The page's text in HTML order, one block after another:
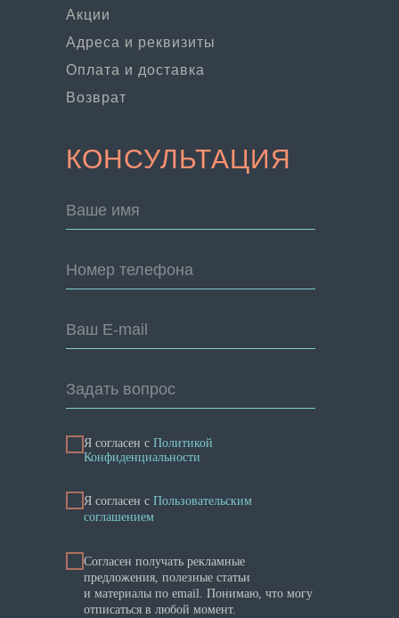
Адреса и реквизиты
КОНСУЛЬТАЦИЯ
Ваше имя
Номер телефона
Ваш E-mail
Задать вопрос
Я согласен с Политикой
Конфиденциальности
Я cогласен с Пользовательским
соглашением
Согласен получать рекламные
предложения, полезные статьи
и материалы по email. Понимаю, что могу
отписаться в любой момент.
Оплата и доставка
Возврат
Акции